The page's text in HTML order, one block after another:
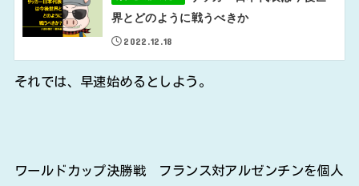
界とどのように戦うべきか
2022.12.18
それでは、早速始めるとしよう。
ワールドカップ決勝戦 フランス対アルゼンチンを個人